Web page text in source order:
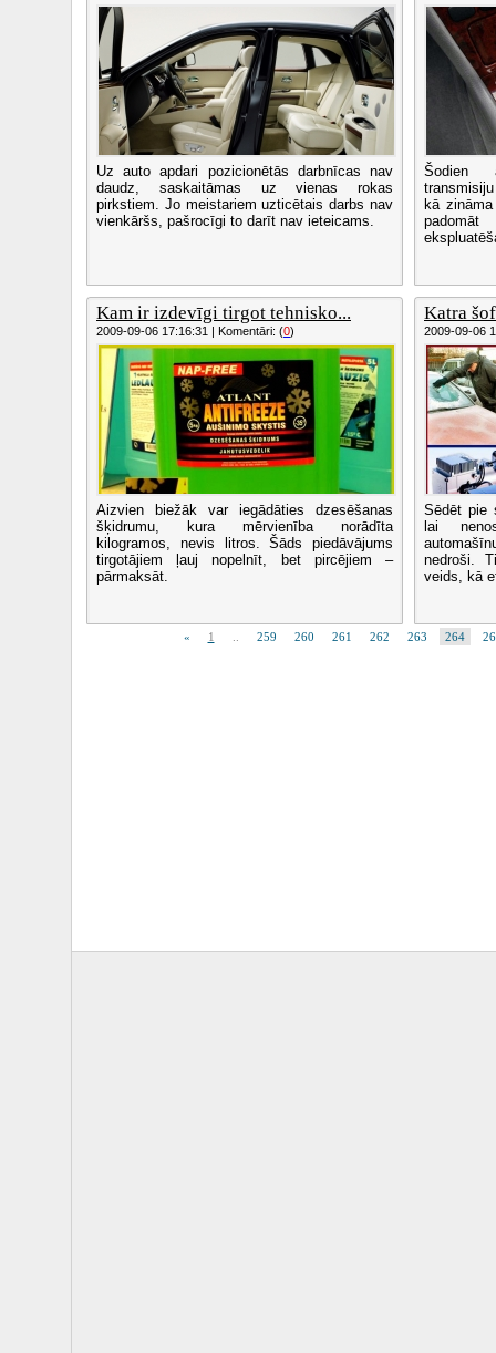
Uz auto apdari pozicionētās darbnīcas nav
daudz, saskaitāmas uz vienas rokas
pirkstiem. Jo meistariem uzticētais darbs nav
vienkāršs, pašrocīgi to darīt nav ieteicams.
Šodien
kā
Kam ir izdevīgi tirgot tehnisko...
2009-09-06 17:16:31 | Komentāri: (0)
Aizvien biežāk var iegādāties dzesēšanas
šķidrumu, kura mērvienība norādīta
kilogramos, nevis litros. Šāds piedāvājums
tirgotājiem ļauj nopelnīt, bet pircējiem –
pārmaksāt.
Katra
2009-09-06
Sēdēt pie
lai
nedroši.
veids, kā
« 1 259 260 261 262 263 264